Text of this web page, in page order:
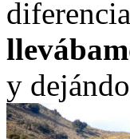
y